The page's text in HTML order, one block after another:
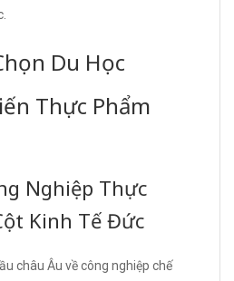
Du Học
Thực Phẩm
Nghiệp Thực
Kinh Tế Đức
châu Âu về công nghiệp chế